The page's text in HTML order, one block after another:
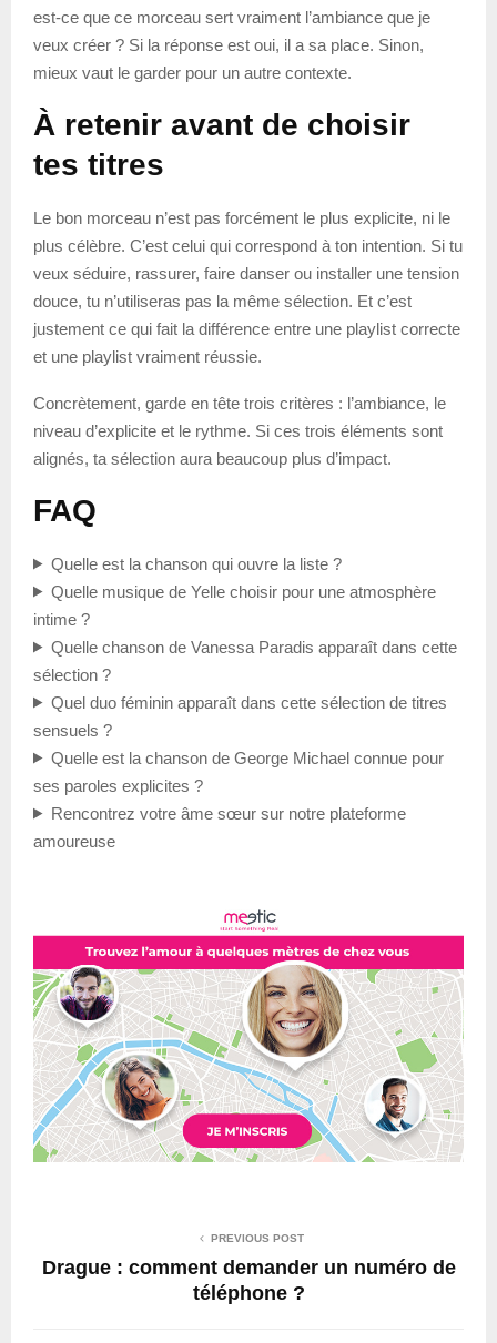
est-ce que ce morceau sert vraiment l’ambiance que je
veux créer ? Si la réponse est oui, il a sa place. Sinon,
mieux vaut le garder pour un autre contexte.
À retenir avant de choisir
tes titres
Le bon morceau n’est pas forcément le plus explicite, ni le
plus célèbre. C’est celui qui correspond à ton intention. Si tu
veux séduire, rassurer, faire danser ou installer une tension
douce, tu n’utiliseras pas la même sélection. Et c’est
justement ce qui fait la différence entre une playlist correcte
et une playlist vraiment réussie.
Concrètement, garde en tête trois critères : l’ambiance, le
niveau d’explicite et le rythme. Si ces trois éléments sont
alignés, ta sélection aura beaucoup plus d’impact.
FAQ
Quelle est la chanson qui ouvre la liste ?
Quelle musique de Yelle choisir pour une atmosphère
intime ?
Quelle chanson de Vanessa Paradis apparaît dans cette
sélection ?
Quel duo féminin apparaît dans cette sélection de titres
sensuels ?
Quelle est la chanson de George Michael connue pour
ses paroles explicites ?
Rencontrez votre âme sœur sur notre plateforme
amoureuse
PREVIOUS POST
Drague : comment demander un numéro de
téléphone ?